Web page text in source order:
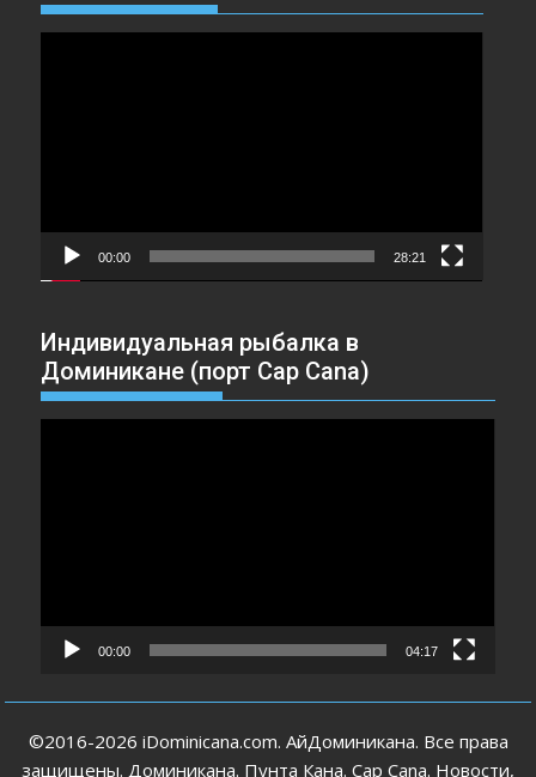
00:00 28:21
Индивидуальная рыбалка в
Доминикане (порт Cap Cana)
00:00 04:17
©2016-2026 iDominicana.com. АйДоминикана. Все права
защищены. Доминикана. Пунта Кана. Cap Cana. Новости,